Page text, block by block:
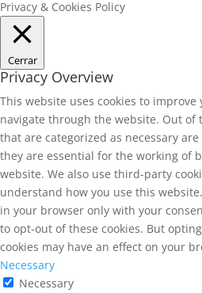
Privacy & Cookies Policy
Cerrar
Privacy Overview
This website uses cookies to
navigate through the website. Out of
that are categorized as necessary
they are essential for the working of
website. We also use third-party
understand how you use this
in your browser only with your
to opt-out of these cookies. But
cookies may have an effect on your
Necessary
Necessary